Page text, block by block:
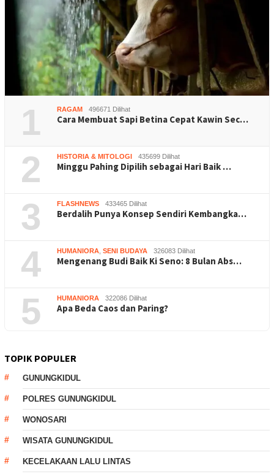
1 RAGAM 496671 Dilihat
Cara Membuat Sapi Betina Cepat Kawin Sec…
2 HISTORIA & MITOLOGI 435699 Dilihat
Minggu Pahing Dipilih sebagai Hari Baik …
3 FLASHNEWS 433465 Dilihat
Berdalih Punya Konsep Sendiri Kembangka…
4 HUMANIORA SENI BUDAYA 326083 Dilihat
Mengenang Budi Baik Ki Seno: 8 Bulan Abs…
5 HUMANIORA 322086 Dilihat
Apa Beda Caos dan Paring?
TOPIK POPULER
GUNUNGKIDUL
POLRES GUNUNGKIDUL
WONOSARI
WISATA GUNUNGKIDUL
KECELAKAAN LALU LINTAS